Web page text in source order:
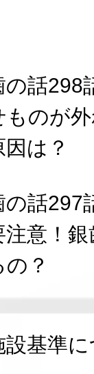
の話298
ものが
因は？
の話
注意！
の？
設基準